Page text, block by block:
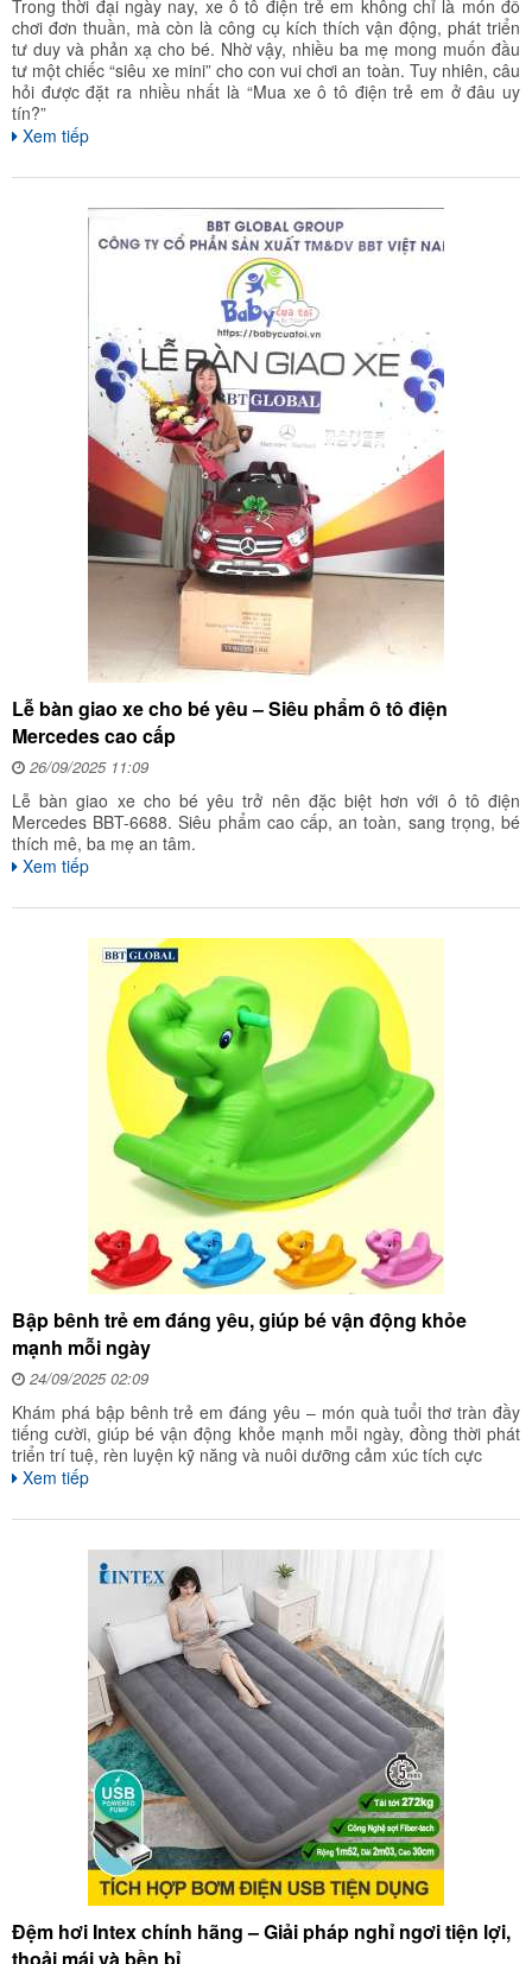
Trong thời đại ngày nay, xe ô tô điện trẻ em không chỉ là món đồ
chơi đơn thuần, mà còn là công cụ kích thích vận động, phát triển
tư duy và phản xạ cho bé. Nhờ vậy, nhiều ba mẹ mong muốn đầu
tư một chiếc “siêu xe mini” cho con vui chơi an toàn. Tuy nhiên, câu
hỏi được đặt ra nhiều nhất là “Mua xe ô tô điện trẻ em ở đâu uy
tín?”
Xem tiếp
Lễ bàn giao xe cho bé yêu – Siêu phẩm ô tô điện
Mercedes cao cấp
26/09/2025 11:09
Lễ bàn giao xe cho bé yêu trở nên đặc biệt hơn với ô tô điện
Mercedes BBT-6688. Siêu phẩm cao cấp, an toàn, sang trọng, bé
thích mê, ba mẹ an tâm.
Xem tiếp
Bập bênh trẻ em đáng yêu, giúp bé vận động khỏe
mạnh mỗi ngày
24/09/2025 02:09
Khám phá bập bênh trẻ em đáng yêu – món quà tuổi thơ tràn đầy
tiếng cười, giúp bé vận động khỏe mạnh mỗi ngày, đồng thời phát
triển trí tuệ, rèn luyện kỹ năng và nuôi dưỡng cảm xúc tích cực
Xem tiếp
Đệm hơi Intex chính hãng – Giải pháp nghỉ ngơi tiện lợi,